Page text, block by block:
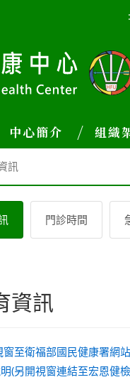
中心簡介 組織
訊
門診時間
資訊
至衛福部國民健康署網
(另開視窗連結至宏恩健